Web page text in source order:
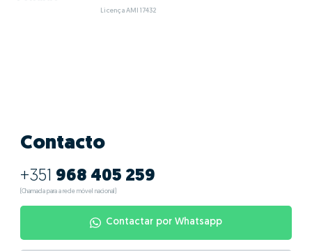
Quais as vantagens